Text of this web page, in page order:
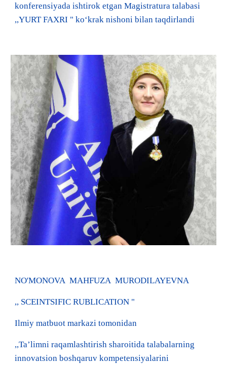
konferensiyada ishtirok etgan Magistratura talabasi
,,YURT FAXRI " koʻkrak nishoni bilan taqdirlandi
NO'MONOVA MAHFUZA MURODILAYEVNA
,, SCEINTSIFIC RUBLICATION "
Ilmiy matbuot markazi tomonidan
,,Taʼlimni raqamlashtirish sharoitida talabalarning
innovatsion boshqaruv kompetensiyalarini